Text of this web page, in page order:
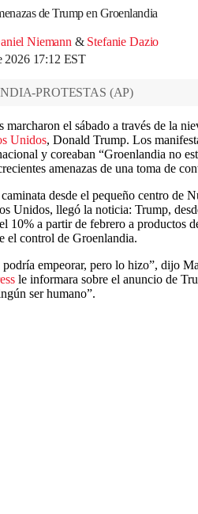
de Trump en Groenlandia
Niemann & Stefanie Dazio
2026 17:12 EST
PROTESTAS (AP)
marcharon el sábado a través de la
Unidos, Donald Trump. Los
y coreaban “Groenlandia no
amenazas de una toma de
desde el pequeño centro de
Unidos, llegó la noticia: Trump,
10% a partir de febrero a productos
el control de Groenlandia.
podría empeorar, pero lo hizo”, dijo
le informara sobre el anuncio de
ser humano”.